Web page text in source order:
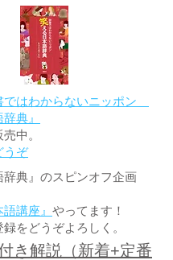
ではわからないニッポン
典』
中。
うぞ
辞典』のスピンオフ企画
講座』 やってます！
をどうぞよろしく。
き解説（新着+定番